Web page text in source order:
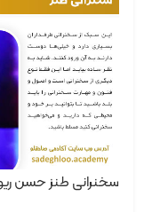
سخنرانی طنز حسن